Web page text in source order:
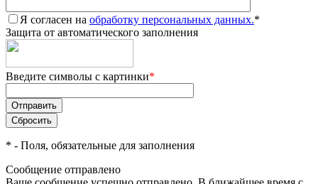
Я согласен на обработку персональных данных.*
Защита от автоматического заполнения
Введите символы с картинки*
* - Поля, обязательные для заполнения
Сообщение отправлено